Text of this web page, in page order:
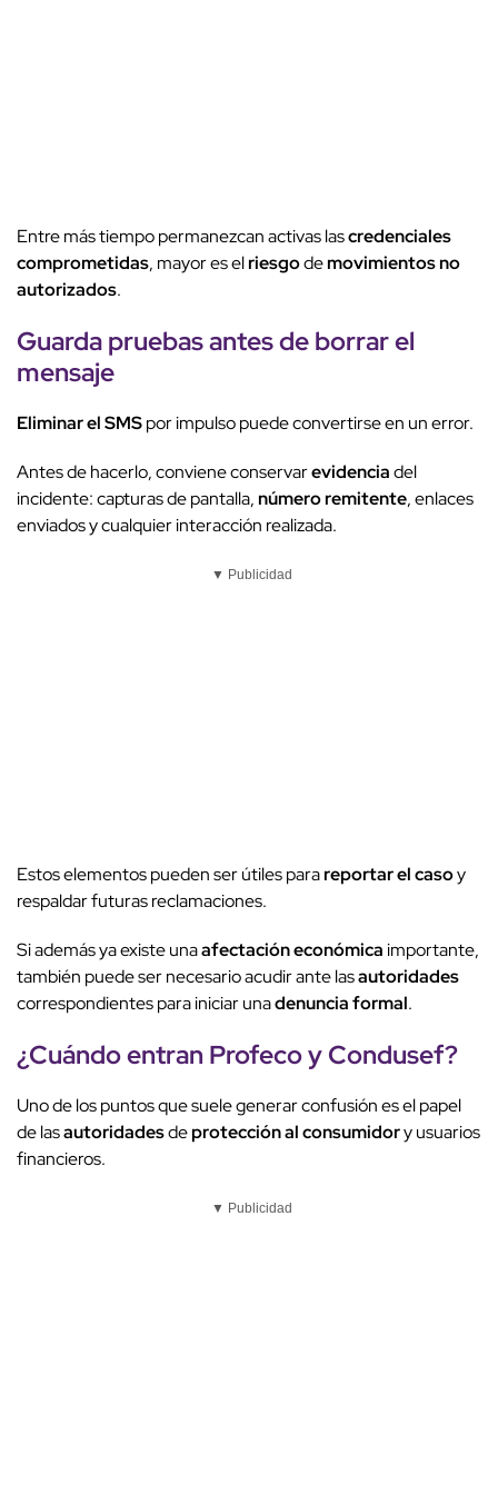
Entre más tiempo permanezcan activas lascredenciales
comprometidas, mayor es elriesgodemovimientos no
autorizados.
Guarda pruebas antes de borrar el
mensaje
Eliminar el SMSpor impulso puede convertirse en un error.
Antes de hacerlo, conviene conservarevidenciadel
incidente: capturas de pantalla,número remitente, enlaces
enviados y cualquier interacción realizada.
▼ Publicidad
Estos elementos pueden ser útiles parareportar el casoy
respaldar futuras reclamaciones.
Si además ya existe unaafectación económicaimportante,
también puede ser necesario acudir ante lasautoridades
correspondientes para iniciar unadenuncia formal.
¿Cuándo entran ProfecoyCondusef?
Uno de los puntos que suele generar confusión es el papel
de lasautoridadesdeprotección al consumidory usuarios
financieros.
▼ Publicidad